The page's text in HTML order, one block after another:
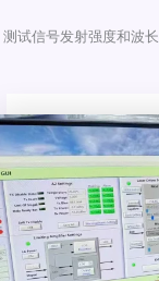
测试信号发射强度和波